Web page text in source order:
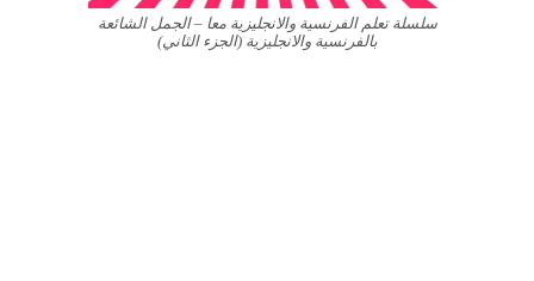
سلسلة تعلم الفرنسية والانجليزية معا – الجمل الشائعة
بالفرنسية والانجليزية (الجزء الثاني)